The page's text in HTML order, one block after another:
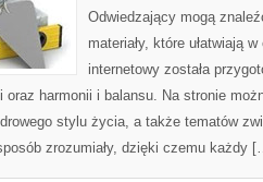
Odwiedzający mogą
materiały, które ułatwiają
internetowy została
oraz harmonii i balansu. Na stronie
stylu życia, a także tematów
zrozumiały, dzięki czemu każdy